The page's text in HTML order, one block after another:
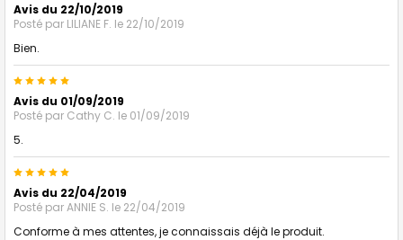
Avis du 22/10/2019
Posté par LILIANE F. le 22/10/2019
Bien.
5
Avis du 01/09/2019
Posté par Cathy C. le 01/09/2019
5.
5
Avis du 22/04/2019
Posté parANNIE S. le 22/04/2019
Conforme à mes attentes, je connaissais déjà le produit.